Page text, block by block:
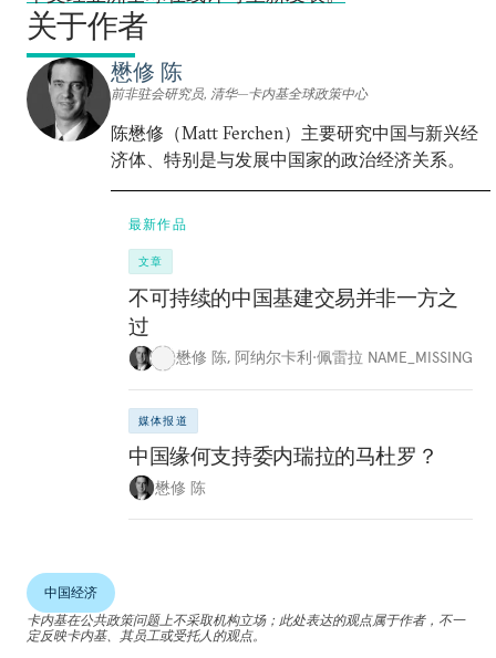
关于作者
懋修 陈
前非驻会研究员, 清华—卡内基全球政策中心
陈懋修（Matt Ferchen）主要研究中国与新兴经
济体、特别是与发展中国家的政治经济关系。
最新作品
文章
不可持续的中国基建交易并非一方之
过
懋修 陈, 阿纳尔卡利·佩雷拉 NAME_MISSING
媒体报道
中国缘何支持委内瑞拉的马杜罗？
懋修 陈
中国经济
卡内基在公共政策问题上不采取机构立场；此处表达的观点属于作者，不一
定反映卡内基、其员工或受托人的观点。